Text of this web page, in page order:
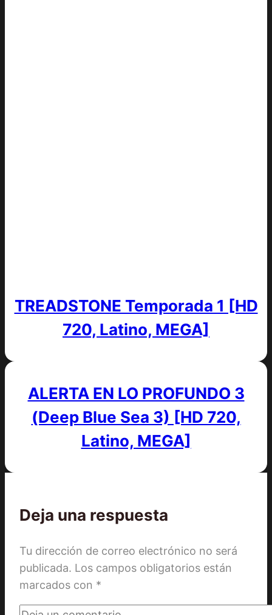
TREADSTONE Temporada 1 [HD
720, Latino, MEGA]
ALERTA EN LO PROFUNDO 3
(Deep Blue Sea 3) [HD 720,
Latino, MEGA]
Deja una respuesta
Tu dirección de correo electrónico no será
publicada. Los campos obligatorios están
marcados con *